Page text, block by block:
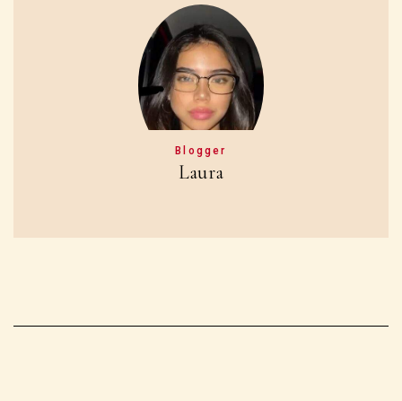
Blogger
Laura